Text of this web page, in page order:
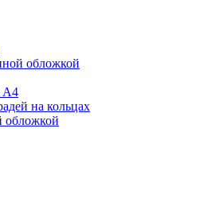
обложкой
А4
на кольцах
обложкой